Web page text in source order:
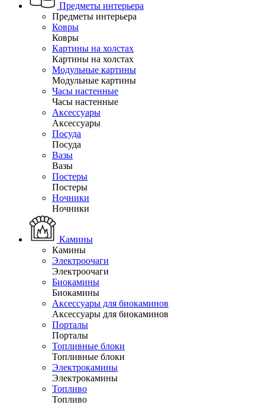
Предметы интерьера
Предметы интерьера
Ковры
Ковры
Картины на холстах
Картины на холстах
Модульные картины
Модульные картины
Часы настенные
Часы настенные
Аксессуары
Аксессуары
Посуда
Посуда
Вазы
Вазы
Постеры
Постеры
Ночники
Ночники
Камины
Камины
Электроочаги
Электроочаги
Биокамины
Биокамины
Аксессуары для биокаминов
Аксессуары для биокаминов
Порталы
Порталы
Топливные блоки
Топливные блоки
Электрокамины
Электрокамины
Топливо
Топливо